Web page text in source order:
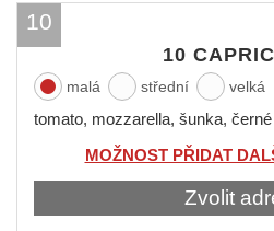
10
malá střední velká
tomato, mozzarella, šunka,
MOŽNOST PŘIDAT
Zvolit
10